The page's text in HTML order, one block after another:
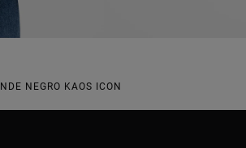
NEGRO KAOS ICON